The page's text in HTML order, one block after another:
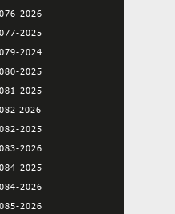
2026
2025
2024
2025
2025
2026
2025
2026
2025
2026
2026